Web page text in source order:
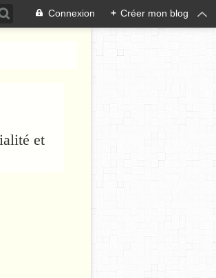
Connexion + Créer mon blog
et